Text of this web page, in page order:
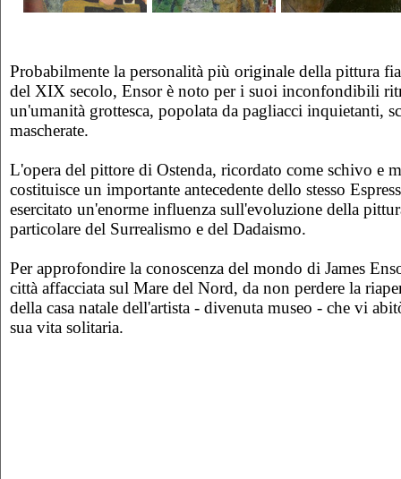
Probabilmente la personalità più originale della pittura
del XIX secolo, Ensor è noto per i suoi inconfondibili
un'umanità grottesca, popolata da pagliacci inquietanti,
mascherate.
L'opera del pittore di Ostenda, ricordato come schivo e
costituisce un importante antecedente dello stesso
esercitato un'enorme influenza sull'evoluzione della
particolare del Surrealismo e del Dadaismo.
Per approfondire la conoscenza del mondo di James
città affacciata sul Mare del Nord, da non perdere la
della casa natale dell'artista - divenuta museo - che vi
sua vita solitaria.